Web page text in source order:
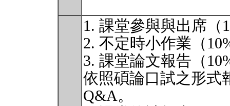
1. 課堂參與與出席（
2. 不定時小作業（
3. 課堂論文報告（
依照碩論口試之形式
Q&A。